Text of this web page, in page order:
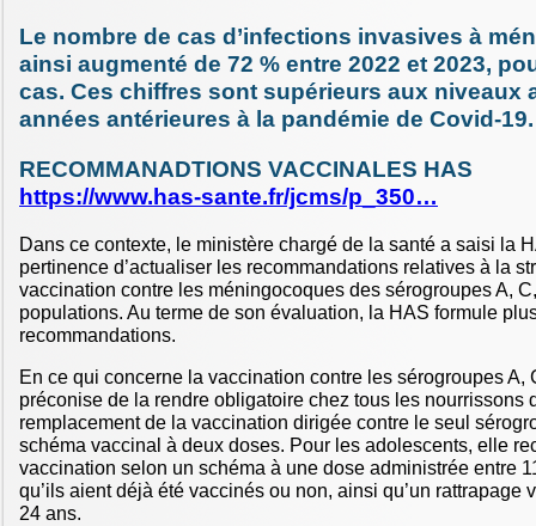
Le nombre de cas d’infections invasives à
ainsi augmenté de 72 % entre 2022 et 2023,
cas. Ces chiffres sont supérieurs aux niveaux
années antérieures à la pandémie de Covid-19.
RECOMMANADTIONS VACCINALES HAS
https://www.has-sante.fr/jcms/p_350…
Dans ce contexte, le ministère chargé de la santé a saisi la
pertinence d’actualiser les recommandations relatives à la
vaccination contre les méningocoques des sérogroupes A,
populations. Au terme de son évaluation, la HAS formule
recommandations.
En ce qui concerne la vaccination contre les sérogroupes A,
préconise de la rendre obligatoire chez tous les nourrissons
remplacement de la vaccination dirigée contre le seul
schéma vaccinal à deux doses. Pour les adolescents, elle
vaccination selon un schéma à une dose administrée entre
qu’ils aient déjà été vaccinés ou non, ainsi qu’un rattrapage
24 ans.